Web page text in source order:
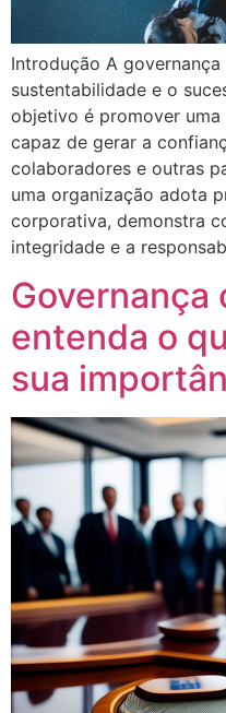
Introdução A
sustentabilidade e o
objetivo é promover
capaz de gerar a
colaboradores e outras
uma organização adota
corporativa, demonstra
integridade e a
Governança
entenda o
sua